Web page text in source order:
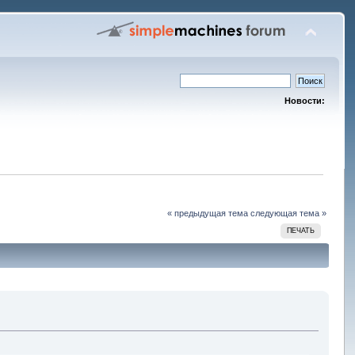
Новости:
« предыдущая тема следующая тема »
ПЕЧАТЬ